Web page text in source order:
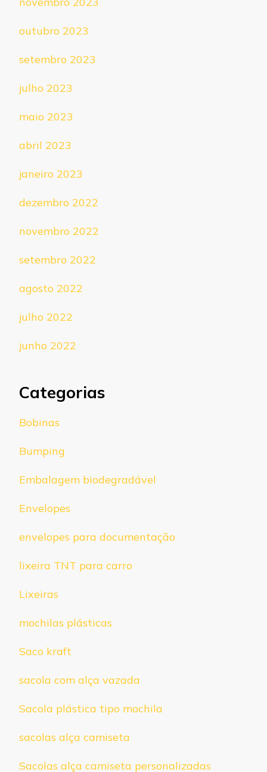
outubro 2023
setembro 2023
julho 2023
maio 2023
abril 2023
janeiro 2023
dezembro 2022
novembro 2022
setembro 2022
agosto 2022
julho 2022
junho 2022
Categorias
Bobinas
Bumping
Embalagem biodegradável
Envelopes
envelopes para documentação
lixeira TNT para carro
Lixeiras
mochilas plásticas
Saco kraft
sacola com alça vazada
Sacola plástica tipo mochila
sacolas alça camiseta
Sacolas alça camiseta personalizadas